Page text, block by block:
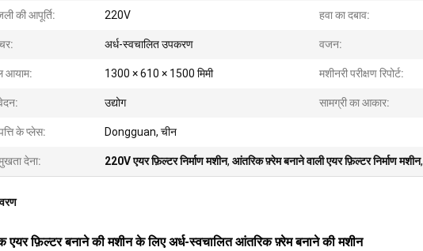
की आपूर्ति: 220V हवा का दबाव:
अर्ध-स्वचालित उपकरण वजन:
आयाम: 1300 × 610 × 1500 मिमी मशीनरी परीक्षण रिपोर्ट:
उद्योग सामग्री का आकार:
के प्लेस: Dongguan, चीन
देना: 220V एयर फ़िल्टर निर्माण मशीन, आंतरिक फ़्रेम बनाने वाली एयर फ़िल्टर निर्माण मशीन,
एयर फ़िल्टर बनाने की मशीन के लिए अर्ध-स्वचालित आंतरिक फ़्रेम बनाने की मशीन